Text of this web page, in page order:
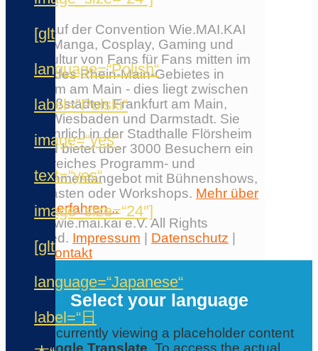
[glt
language=“Polish“
label=“Polski“
image=“yes“
text=“yes“
image_size=“24″]
[glt
language=“Japanese“
label=“日
Erlebe auf der Convention Wie.MAI.KAI
Anime, Manga, Cosplay, Gaming und
Japankultur von Fans für Fans mitten im
Herzen des Rhein-Main-Gebietes in
Flörsheim am Main - dies liegt zwischen
den Großstädten Frankfurt am Main,
Mainz, Wiesbaden und Darmstadt. Sie
findet jährlich in der Stadthalle Flörsheim
statt und bietet über 3000 Besuchern ein
umfangreiches Programm- und
Entertainmentangebot mit Bühnenshows,
Ehrengästen oder Workshops. Mehr über
die Con erfahren...
© 2026 wie.mai.kai e.V. All Rights
Reserved. Impressum Datenschutz
|Kontakt
Select your language
You are currently viewing a placeholder content
fromGoogle Translate. To access the actual